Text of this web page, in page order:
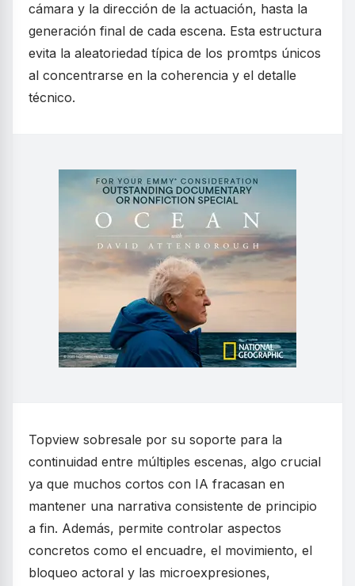
cámara y la dirección de la actuación, hasta la
generación final de cada escena. Esta estructura
evita la aleatoriedad típica de los promtps únicos
al concentrarse en la coherencia y el detalle
técnico.
Topview sobresale por su soporte para la
continuidad entre múltiples escenas, algo crucial
ya que muchos cortos con IA fracasan en
mantener una narrativa consistente de principio
a fin. Además, permite controlar aspectos
concretos como el encuadre, el movimiento, el
bloqueo actoral y las microexpresiones,